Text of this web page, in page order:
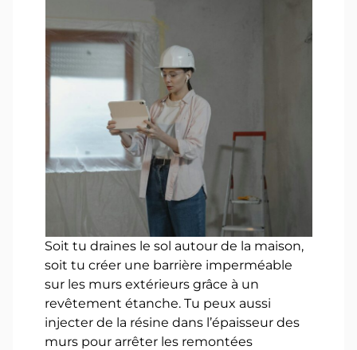
Soit tu draines le sol autour de la maison,
soit tu créer une barrière imperméable
sur les murs extérieurs grâce à un
revêtement étanche. Tu peux aussi
injecter de la résine dans l’épaisseur des
murs pour arrêter les remontées